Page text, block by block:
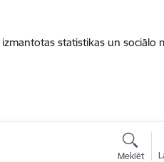
statistikas un sociālo
Meklēt